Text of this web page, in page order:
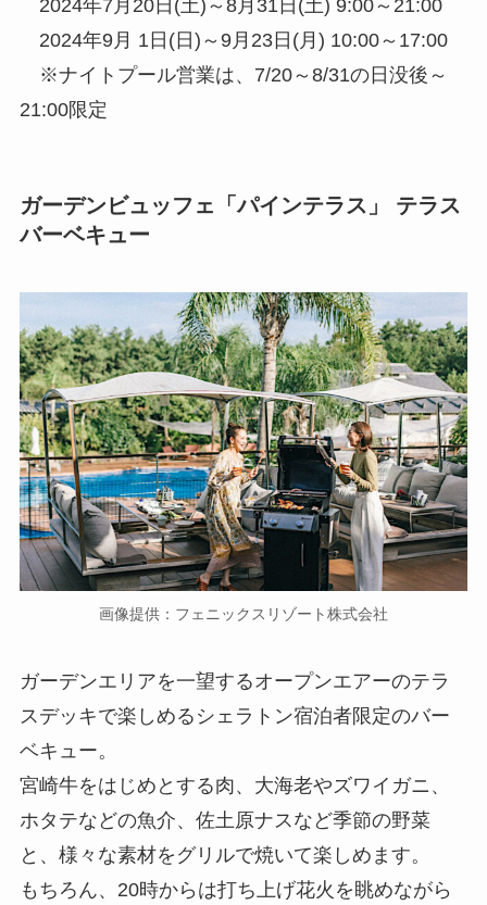
2024年7月20日(土)～8月31日(土) 9:00～21:00
2024年9月 1日(日)～9月23日(月) 10:00～17:00
※ナイトプール営業は、7/20～8/31の日没後～
21:00限定
ガーデンビュッフェ「パインテラス」 テラス
バーベキュー
画像提供：フェニックスリゾート株式会社
ガーデンエリアを一望するオープンエアーのテラ
スデッキで楽しめるシェラトン宿泊者限定のバー
ベキュー。
宮崎牛をはじめとする肉、大海老やズワイガニ、
ホタテなどの魚介、佐土原ナスなど季節の野菜
と、様々な素材をグリルで焼いて楽しめます。
もちろん、20時からは打ち上げ花火を眺めながら